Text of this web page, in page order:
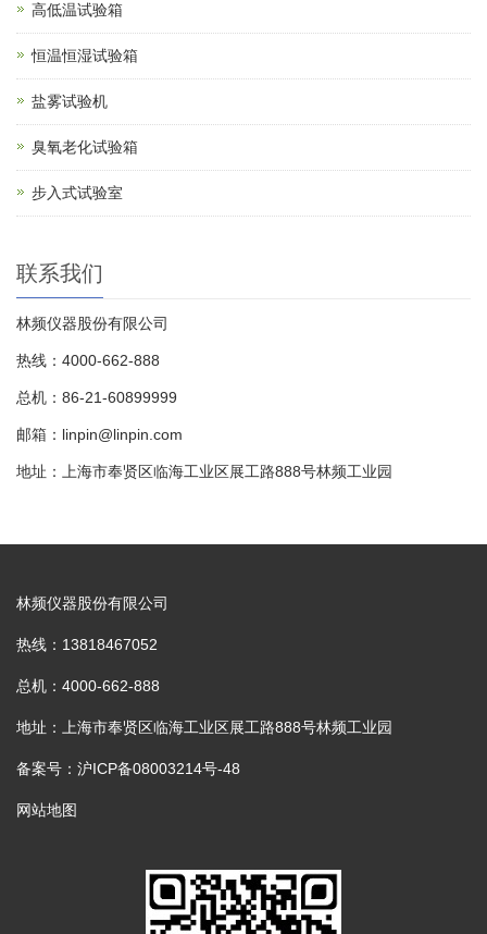
高低温试验箱
恒温恒湿试验箱
盐雾试验机
臭氧老化试验箱
步入式试验室
联系我们
林频仪器股份有限公司
热线：4000-662-888
总机：86-21-60899999
邮箱：linpin@linpin.com
地址：上海市奉贤区临海工业区展工路888号林频工业园
林频仪器股份有限公司
热线：13818467052
总机：4000-662-888
地址：上海市奉贤区临海工业区展工路888号林频工业园
备案号：沪ICP备08003214号-48
网站地图